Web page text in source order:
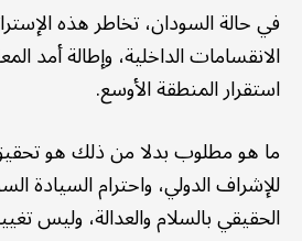
في حالة السودان، تخاطر هذه
الانقسامات الداخلية، وإطالة أمد
استقرار المنطقة الأوسع.
ما هو مطلوب بدلا من ذلك هو
للإشراف الدولي، واحترام السيادة
الحقيقي بالسلام والعدالة، وليس